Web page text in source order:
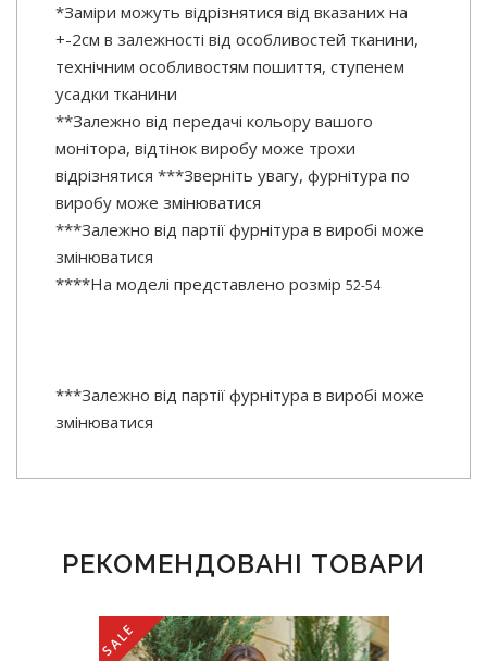
*Заміри можуть відрізнятися від вказаних на
+-2см в залежності від особливостей тканини,
технічним особливостям пошиття, ступенем
усадки тканини
**Залежно від передачі кольору вашого
монітора, відтінок виробу може трохи
відрізнятися ***Зверніть увагу, фурнітура по
виробу може змінюватися
***Залежно від партії фурнітура в виробі може
змінюватися
****На моделі представлено розмір 52-54
***Залежно від партії фурнітура в виробі може
змінюватися
РЕКОМЕНДОВАНІ ТОВАРИ
SALE